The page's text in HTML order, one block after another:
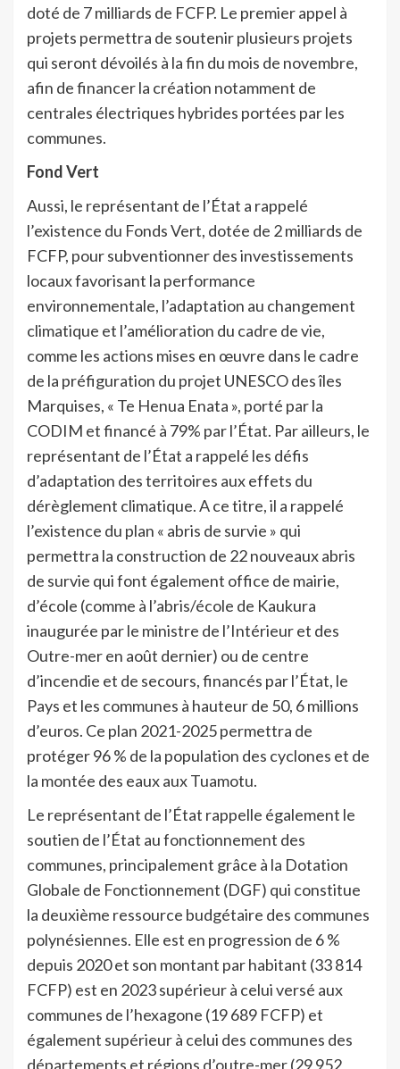
doté de 7 milliards de FCFP. Le premier appel à
projets permettra de soutenir plusieurs projets
qui seront dévoilés à la fin du mois de novembre,
afin de financer la création notamment de
centrales électriques hybrides portées par les
communes.
Fond Vert
Aussi, le représentant de l’État a rappelé
l’existence du Fonds Vert, dotée de 2 milliards de
FCFP, pour subventionner des investissements
locaux favorisant la performance
environnementale, l’adaptation au changement
climatique et l’amélioration du cadre de vie,
comme les actions mises en œuvre dans le cadre
de la préfiguration du projet UNESCO des îles
Marquises, « Te Henua Enata », porté par la
CODIM et financé à 79% par l’État. Par ailleurs, le
représentant de l’État a rappelé les défis
d’adaptation des territoires aux effets du
dérèglement climatique. A ce titre, il a rappelé
l’existence du plan « abris de survie » qui
permettra la construction de 22 nouveaux abris
de survie qui font également office de mairie,
d’école (comme à l’abris/école de Kaukura
inaugurée par le ministre de l’Intérieur et des
Outre-mer en août dernier) ou de centre
d’incendie et de secours, financés par l’État, le
Pays et les communes à hauteur de 50, 6 millions
d’euros. Ce plan 2021-2025 permettra de
protéger 96 % de la population des cyclones et de
la montée des eaux aux Tuamotu.
Le représentant de l’État rappelle également le
soutien de l’État au fonctionnement des
communes, principalement grâce à la Dotation
Globale de Fonctionnement (DGF) qui constitue
la deuxième ressource budgétaire des communes
polynésiennes. Elle est en progression de 6 %
depuis 2020 et son montant par habitant (33 814
FCFP) est en 2023 supérieur à celui versé aux
communes de l’hexagone (19 689 FCFP) et
également supérieur à celui des communes des
départements et régions d’outre-mer (29 952